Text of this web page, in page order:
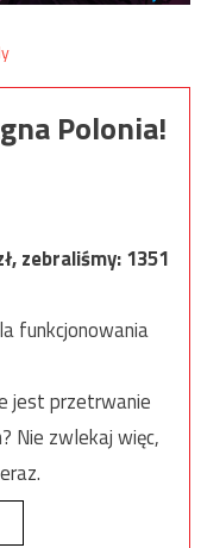
Polonia!
zebraliśmy:1351
funkcjonowania
jest przetrwanie
Nie zwlekaj więc,